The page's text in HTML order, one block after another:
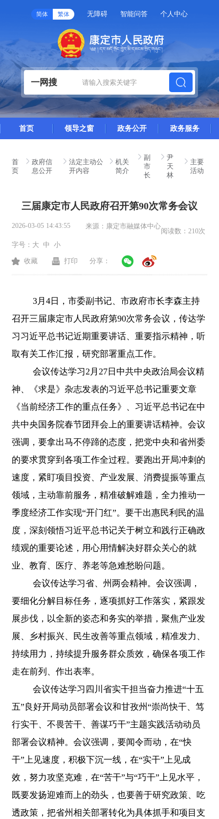
简体 繁体 无障碍 智能问答 个人中心
一网搜
首页 领导之窗 政务公开 政务服务
首
页
政府信
息公开
法定主动公
开内容
机关
简介
副
市
长
尹
天
林
主要
活动
三届康定市人民政府召开第90次常务会议
2026-03-05 14:43:55 来源： 康定市融媒体中心
阅读数： 210次
字号： 大 中 小
收藏 打印 分享：
3月4日，市委副书记、市政府市长李森主持
召开三届康定市人民政府第90次常务会议，传达学
习习近平总书记近期重要讲话、重要指示精神，听
取有关工作汇报，研究部署重点工作。
会议传达学习2月27日中共中央政治局会议精
神、《求是》杂志发表的习近平总书记重要文章
《当前经济工作的重点任务》、习近平总书记在中
共中央国务院春节团拜会上的重要讲话精神。会议
强调，要拿出马不停蹄的态度，把党中央和省州委
的要求贯穿到各项工作全过程。要跑出开局冲刺的
速度，紧盯项目投资、产业发展、消费提振等重点
领域，主动靠前服务，精准破解难题，全力推动一
季度经济工作实现“开门红”。要干出惠民利民的温
度，深刻领悟习近平总书记关于树立和践行正确政
绩观的重要论述，用心用情解决好群众关心的就
业、教育、医疗、养老等急难愁盼问题。
会议传达学习省、州两会精神。会议强调，
要细化分解目标任务，逐项抓好工作落实，紧跟发
展步伐，以全新的姿态和务实的举措，聚焦产业发
展、乡村振兴、民生改善等重点领域，精准发力、
持续用力，持续提升服务群众质效，确保各项工作
走在前列、作出表率。
会议传达学习四川省实干担当奋力推进“十五
五”良好开局动员部署会议和甘孜州“崇尚快干、笃
行实干、不畏苦干、善谋巧干”主题实践活动动员
部署会议精神。会议强调，要闻令而动，在“快
干”上见速度，积极下沉一线，在“实干”上见成
效，努力攻坚克难，在“苦干”与“巧干”上见水平，
既要发扬迎难而上的劲头，也要善于研究政策、吃
透政策，把省州相关部署转化为具体抓手和项目支